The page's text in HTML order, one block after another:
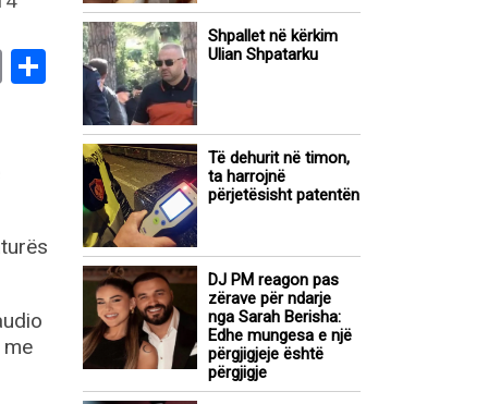
EmailShare
me
Shpallet në kërkim
Ulian Shpatarku
Të dehurit në timon,
ta harrojnë
përjetësisht patentën
DJ PM reagon pas
zërave për ndarje
nga Sarah Berisha:
Edhe mungesa e një
përgjigjeje është
përgjigje